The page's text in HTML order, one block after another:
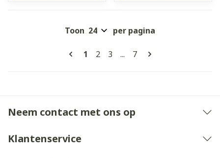
Pagina's
U lees momenteel pagina
1 Pagina
2 Pagina
3 ... Pagina
7
Toon per pagina
Neem contact met ons op
Klantenservice